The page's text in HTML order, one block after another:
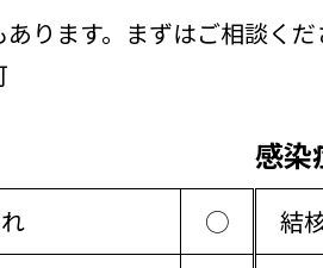
ります。まずはご相談く
◯
感染
結